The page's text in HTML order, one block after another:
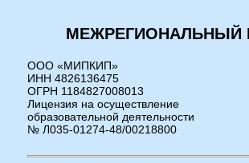
МЕЖРЕГИОНАЛЬНЫЙ
ООО «МИПКИП»
ИНН 4826136475
ОГРН 1184827008013
Лицензия на осуществление
образовательной деятельности
№ Л035-01274-48/00218800